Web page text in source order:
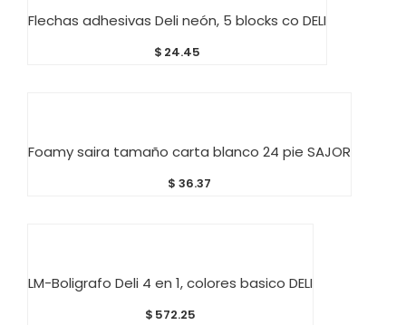
Flechas adhesivas Deli neón, 5 blocks co DELI
$ 24.45
Foamy saira tamaño carta blanco 24 pie SAJOR
$ 36.37
LM-Boligrafo Deli 4 en 1, colores basico DELI
$ 572.25